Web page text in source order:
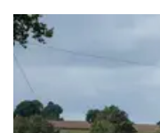
La Sarthe sur
Sarthe
LE CONSEIL